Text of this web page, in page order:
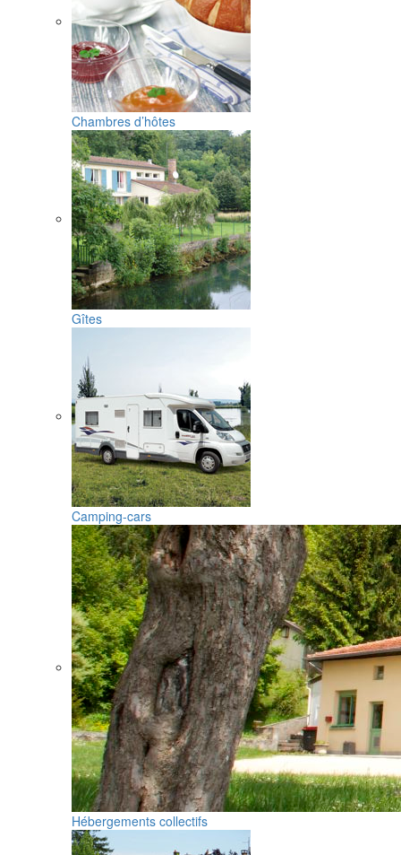
Chambres d’hôtes
Gîtes
Camping-cars
Hébergements collectifs